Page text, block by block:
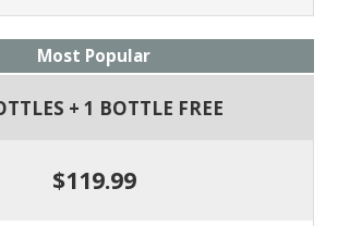
Most Popular
+ 1 BOTTLE FREE
$119.99